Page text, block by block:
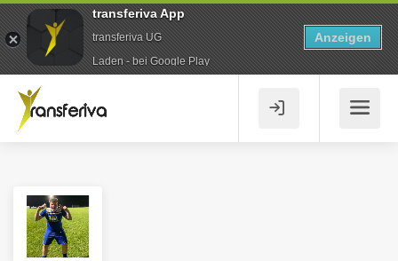
transferiva App
transferiva UG
Laden - bei Google Play
Anzeigen